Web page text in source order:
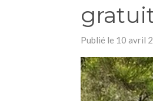
Publié le 10 avril